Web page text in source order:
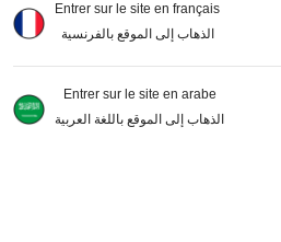
Entrer sur le site en français
الذهاب إلى الموقع بالفرنسية
Entrer sur le site en arabe
الذهاب إلى الموقع باللغة العربية